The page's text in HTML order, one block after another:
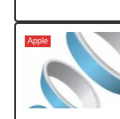
Apple